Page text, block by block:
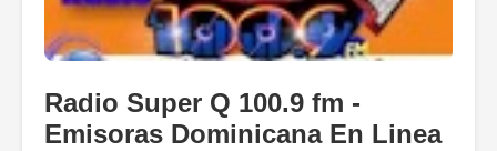
Radio Super Q 100.9 fm -
Emisoras Dominicana En Linea